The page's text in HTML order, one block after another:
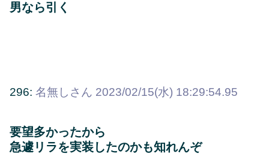
男なら引く
296: 名無しさん 2023/02/15(水) 18:29:54.95
要望多かったから
急遽リラを実装したのかも知れんぞ